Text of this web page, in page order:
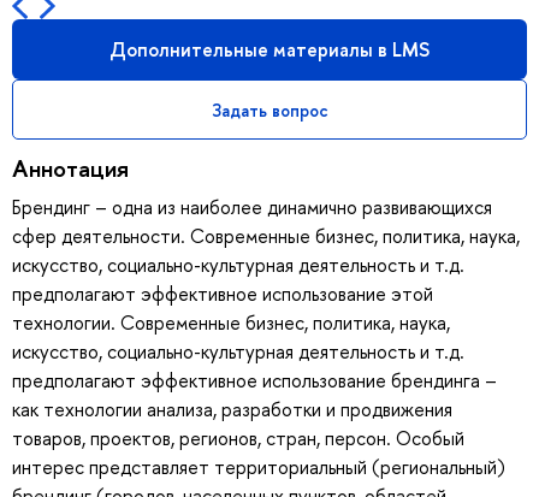
Дополнительные материалы в LMS
Задать вопрос
Аннотация
Брендинг – одна из наиболее динамично развивающихся
сфер деятельности. Современные бизнес, политика, наука,
искусство, социально-культурная деятельность и т.д.
предполагают эффективное использование этой
технологии. Современные бизнес, политика, наука,
искусство, социально-культурная деятельность и т.д.
предполагают эффективное использование брендинга –
как технологии анализа, разработки и продвижения
товаров, проектов, регионов, стран, персон. Особый
интерес представляет территориальный (региональный)